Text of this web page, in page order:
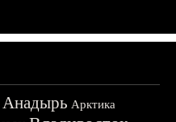
Анадырь Арктика